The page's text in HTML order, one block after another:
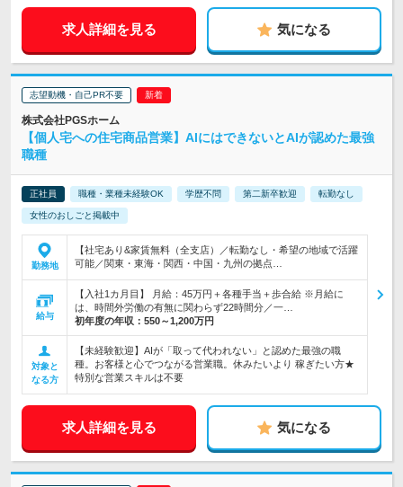
求人詳細を見る 気になる
志望動機・自己PR不要
株式会社PGSホーム
【個人宅への住宅商品営業】AIにはできないとAIが認めた最強
職種
正社員 職種・業種未経験OK 学歴不問 第二新卒歓迎 転勤なし
女性のおしごと掲載中
勤務地
【社宅あり&家賃無料（全支店）／転勤なし・希望の地域で活躍
可能／関東・東海・関西・中国・九州の拠点…
給与
【入社1カ月目】 月給：45万円＋各種手当＋歩合給 ※月給に
は、時間外労働の有無に関わらず22時間分／一…
初年度の年収： 550～1,200万円
対象と
なる方
【未経験歓迎】AIが「取って代われない」と認めた最強の職
種。お客様と心でつながる営業職。休みたいより 稼ぎたい方★
特別な営業スキルは不要
求人詳細を見る 気になる